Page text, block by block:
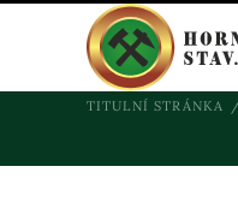
TITULNÍ STRÁNKA